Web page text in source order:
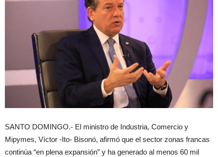
SANTO DOMINGO.- El ministro de Industria, Comercio y
Mipymes, Víctor -Ito- Bisonó, afirmó que el sector zonas francas
continúa “en plena expansión” y ha generado al menos 60 mil